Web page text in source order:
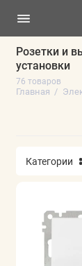
Розетки и
установки
76 товаров
Главная
Категории